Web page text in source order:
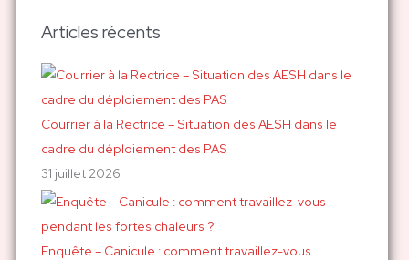
h
r
c
h
e
r
:
Articles récents
Courrier à la Rectrice – Situation des AESH dans le
cadre du déploiement des PAS
31 juillet 2026
Enquête – Canicule : comment travaillez-vous